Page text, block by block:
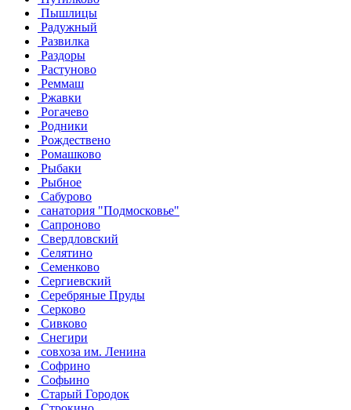
Пышлицы
Радужный
Развилка
Раздоры
Растуново
Реммаш
Ржавки
Рогачево
Родники
Рождествено
Ромашково
Рыбаки
Рыбное
Сабурово
санатория "Подмосковье"
Сапроново
Свердловский
Селятино
Семенково
Сергиевский
Серебряные Пруды
Серково
Сивково
Снегири
совхоза им. Ленина
Софрино
Софьино
Старый Городок